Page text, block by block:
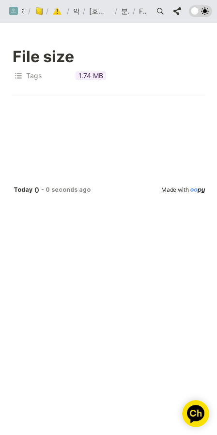
까망눈 연구소/ Post
/ Malware
/ 악코분/ [호크아이] 악성코드 분석 / 분석 대상/ File size
File size
Tags 1.74 MB
Today 0 - 0 seconds ago Made with